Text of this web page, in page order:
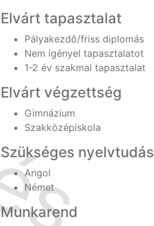
Elvárt tapasztalat
Pályakezdő/friss diplomás
Nem igényel tapasztalatot
1-2 év szakmai tapasztalat
Elvárt végzettség
Gimnázium
Szakközépiskola
Szükséges nyelvtudás
Angol
Német
Munkarend